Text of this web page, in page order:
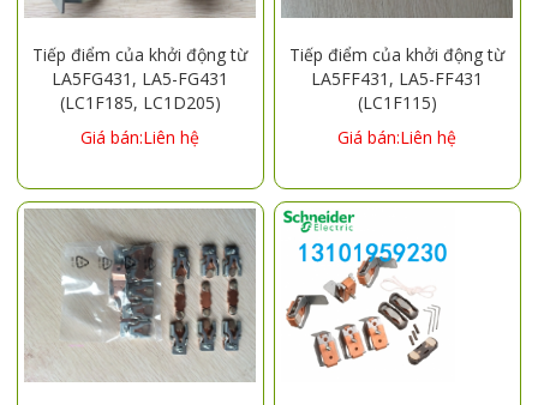
Tiếp điểm của khởi động từ
LA5FG431, LA5-FG431
(LC1F185, LC1D205)
Giá bán:Liên hệ
Tiếp điểm của khởi động từ
LA5FF431, LA5-FF431
(LC1F115)
Giá bán:Liên hệ